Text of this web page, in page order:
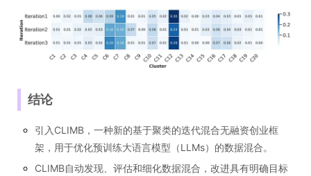
结论
引入CLIMB，一种新的基于聚类的迭代混合无融资创业框
架，用于优化预训练大语言模型（LLMs）的数据混合。
CLIMB自动发现、评估和细化数据混合，改进具有明确目标